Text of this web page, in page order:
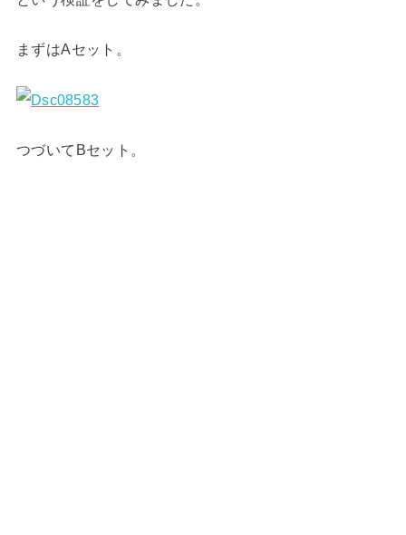
まずはAセット。
つづいてBセット。